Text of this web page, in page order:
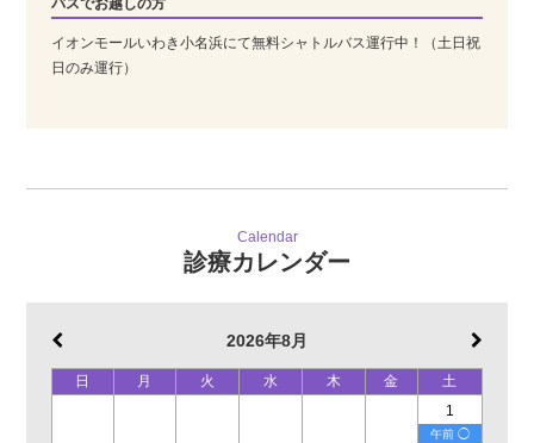
バスでお越しの方
イオンモールいわき小名浜にて無料シャトルバス運行中！（土日祝
日のみ運行）
Calendar
診療カレンダー
2026年8月
日 月 火 水 木 金
土
1
午前 ◯